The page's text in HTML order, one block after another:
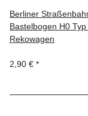
Berliner
Bastelbogen H0 Typ
Rekowagen
2,90 € *